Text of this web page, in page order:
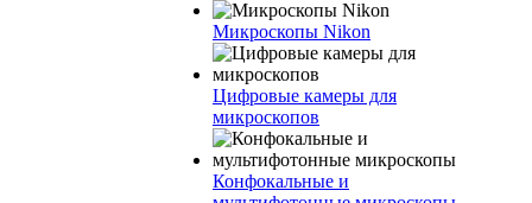
Микроскопы Nikon
Цифровые камеры для
микроскопов
Конфокальные и